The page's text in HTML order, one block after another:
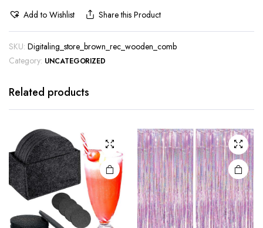
Add to Wishlist Share this Product
SKU: Digitaling_store_brown_rec_wooden_comb
Category: UNCATEGORIZED
Related products